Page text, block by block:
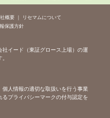
概要
リセマムについて
保護方針
社イード（東証グロース上場）の運
個人情報の適切な取扱いを行う事業
るプライバシーマークの付与認定を